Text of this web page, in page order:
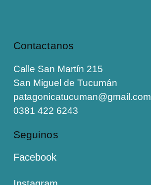
Contactanos
Calle San Martín 215
San Miguel de Tucumán
patagonicatucuman@gmail.com
0381 422 6243
Seguinos
Facebook